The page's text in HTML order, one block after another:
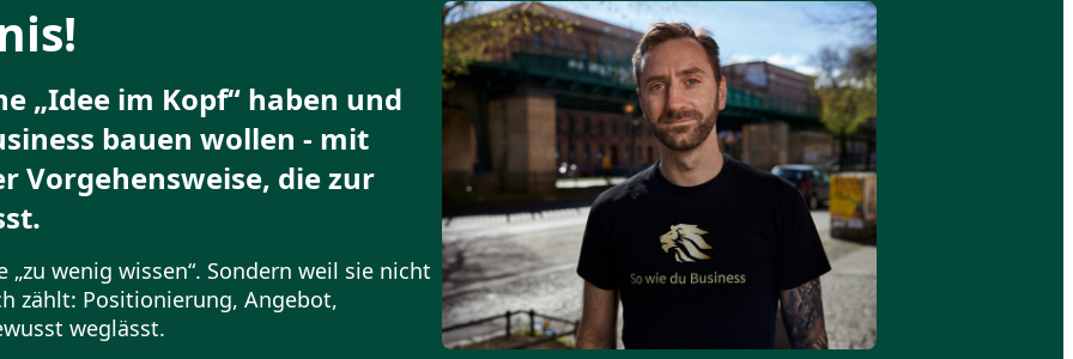
„Idee im Kopf“ haben und
bauen wollen - mit
Vorgehensweise, die zur
wenig wissen“. Sondern weil sie nicht
zählt: Positionierung, Angebot,
weglässt.